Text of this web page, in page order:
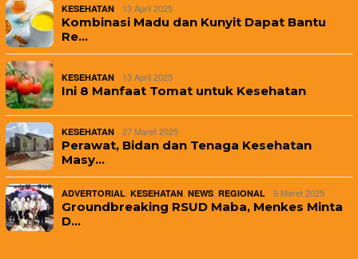
KESEHATAN 13 April 2025
Kombinasi Madu dan Kunyit Dapat Bantu
Re…
KESEHATAN 13 April 2025
Ini 8 Manfaat Tomat untuk Kesehatan
KESEHATAN 27 Maret 2025
Perawat, Bidan dan Tenaga Kesehatan
Masy…
ADVERTORIAL KESEHATAN NEWS REGIONAL 9 Maret 2025
Groundbreaking RSUD Maba, Menkes Minta
D…